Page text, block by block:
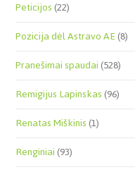
Peticijos(22)
Pozicija dėl Astravo AE(8)
Pranešimai spaudai(528)
Remigijus Lapinskas(96)
Renatas Miškinis(1)
Renginiai(93)